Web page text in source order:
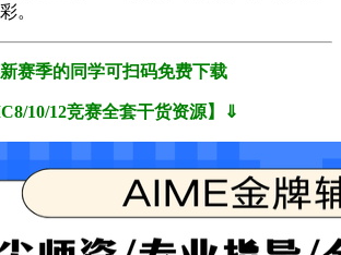
。
赛季的同学可扫码免费下载
10/12竞赛全套干货资源】⇓